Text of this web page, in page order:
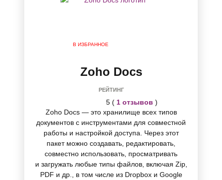
В ИЗБРАННОЕ
Zoho Docs
РЕЙТИНГ
5 ( 1 отзывов )
Zoho Docs — это хранилище всех типов
документов с инструментами для совместной
работы и настройкой доступа. Через этот
пакет можно создавать, редактировать,
совместно использовать, просматривать
и загружать любые типы файлов, включая Zip,
PDF и др., в том числе из Dropbox и Google